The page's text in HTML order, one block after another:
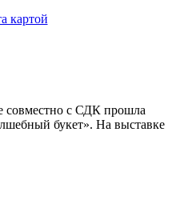
совместно с СДК прошла
букет». На выставке